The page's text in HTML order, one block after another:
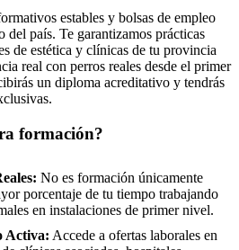
estables y bolsas de empleo
del país. Te garantizamos prácticas
de estética y clínicas de tu provincia
real con perros reales desde el primer
un diploma acreditativo y tendrás
formación?
No es formación únicamente
porcentaje de tu tiempo trabajando
en instalaciones de primer nivel.
Activa: Accede a ofertas laborales en